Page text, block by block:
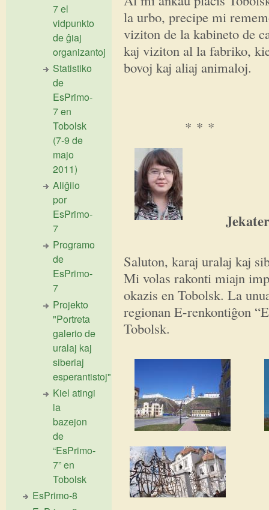
la urbo, precipe mi
viziton de la kabineto de
kaj viziton al la fabriko,
bovoj kaj aliaj animaloj.
* * *
Saluton, karaj uralaj kaj
Mi volas rakonti miajn
okazis en Tobolsk. La
regionan E-renkontiĝon
Tobolsk.
7 el
vidpunkto
de ĝiaj
organizantoj
Statistiko
de
EsPrimo-
7 en
Tobolsk
(7-9 de
majo
2011)
Aliĝilo
por
EsPrimo-
7
Programo
de
EsPrimo-
7
Projekto
"Portreta
galerio de
uralaj kaj
siberiaj
esperantistoj"
Kiel atingi
la
bazejon
de
“EsPrimo-
7” en
Tobolsk
EsPrimo-8